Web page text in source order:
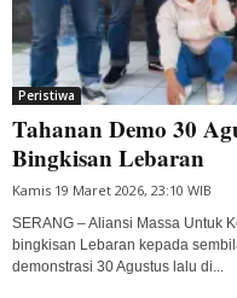
Peristiwa
Tahanan Demo 30
Bingkisan Lebaran
Kamis 19 Maret 2026, 23:10 WIB
SERANG – Aliansi Massa Untuk
bingkisan Lebaran kepada
demonstrasi 30 Agustus lalu di...